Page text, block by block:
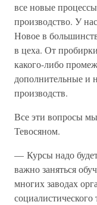
все новые
производство. У
Новое в
в цеха. От
какого-либо
дополнительные и
производств.
Все эти вопросы
Тевосяном.
— Курсы надо будет
важно заняться
многих заводах